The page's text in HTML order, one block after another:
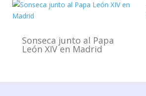
Sonseca junto al Papa
León XIV en Madrid